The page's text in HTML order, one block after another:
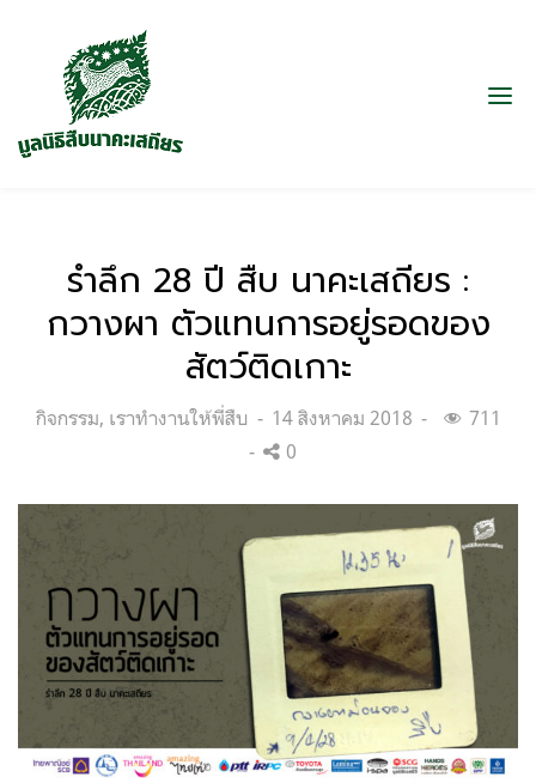
รำลึก 28 ปี สืบ นาคะเสถียร :
กวางผา ตัวแทนการอยู่รอดของ
สัตว์ติดเกาะ
Categories:
กิจกรรม, เราทำงานให้พี่สืบ
Posted
on
14 สิงหาคม 2018
711
0